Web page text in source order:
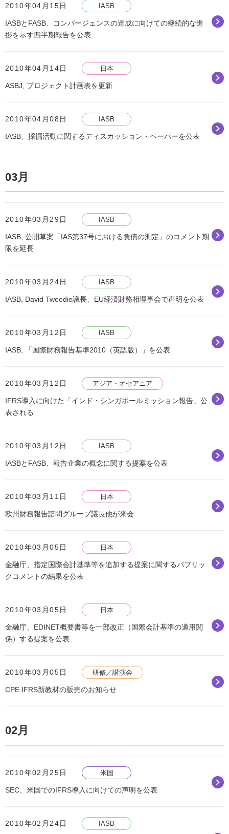
2010年04月15日 IASB
IASBとFASB、コンバージェンスの達成に向けての継続的な進
捗を示す四半期報告を公表
2010年04月14日 日本
ASBJ, プロジェクト計画表を更新
2010年04月08日 IASB
IASB、採掘活動に関するディスカッション・ペーパーを公表
03月
2010年03月29日 IASB
IASB, 公開草案「IAS第37号における負債の測定」のコメント期
限を延長
2010年03月24日 IASB
IASB, David Tweedie議長、EU経済財務相理事会で声明を公表
2010年03月12日 IASB
IASB, 「国際財務報告基準2010（英語版）」を公表
2010年03月12日 アジア・オセアニア
IFRS導入に向けた「インド・シンガポールミッション報告」公
表される
2010年03月12日 IASB
IASBとFASB、報告企業の概念に関する提案を公表
2010年03月11日 日本
欧州財務報告諮問グループ議長他が来会
2010年03月05日 日本
金融庁、指定国際会計基準等を追加する提案に関するパブリッ
クコメントの結果を公表
2010年03月05日 日本
金融庁、EDINET概要書等を一部改正（国際会計基準の適用関
係）する提案を公表
2010年03月05日 研修／講演会
CPE IFRS新教材の販売のお知らせ
02月
2010年02月25日 米国
SEC、米国でのIFRS導入に向けての声明を公表
2010年02月24日 IASB